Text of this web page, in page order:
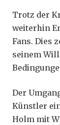
Trotz der
weiterhin
Fans. Dies
seinem
Der
Künstler
Holm mit